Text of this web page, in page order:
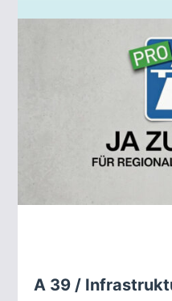
A 39 /